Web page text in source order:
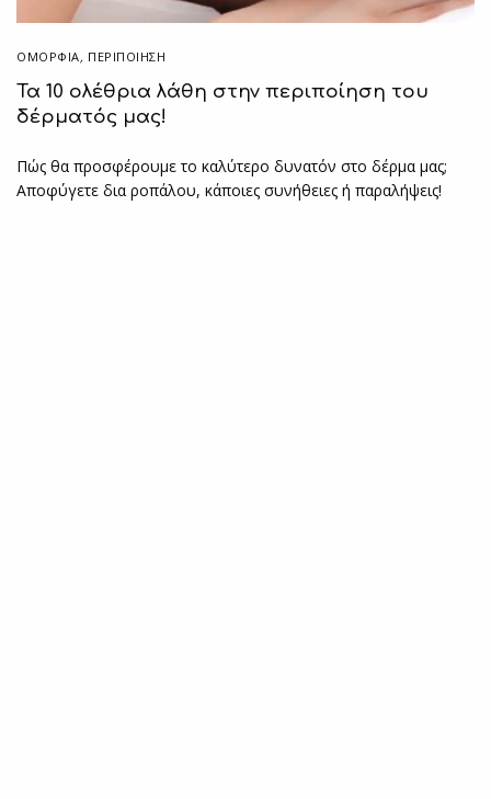
ΟΜΟΡΦΙΑ, ΠΕΡΙΠΟΊΗΣΗ
Τα 10 ολέθρια λάθη στην περιποίηση του
δέρματός μας!
Πώς θα προσφέρουμε το καλύτερο δυνατόν στο δέρμα μας;
Αποφύγετε δια ροπάλου, κάποιες συνήθειες ή παραλήψεις!